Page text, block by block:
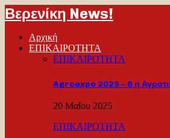
Βερενίκη News!
Αρχική
ΕΠΙΚΑΙΡΟΤΗΤΑ
ΕΠΙΚΑΙΡΟΤΗΤΑ
Agroexpo 2025 – 6 η
20 Μαΐου 2025
ΕΠΙΚΑΙΡΟΤΗΤΑ